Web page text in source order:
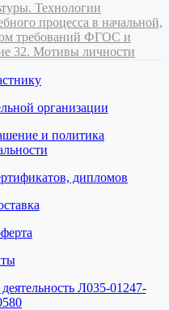
Технологии
процесса в начальной,
требований ФГОС и
32. Мотивы личности
организации
и политика
дипломов
Л035-01247-